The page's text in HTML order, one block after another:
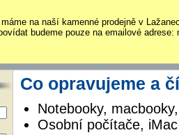
na naší kamenné prodejně v
budeme pouze na emailové
Co opravujeme a
Notebooky,
Osobní počítače,